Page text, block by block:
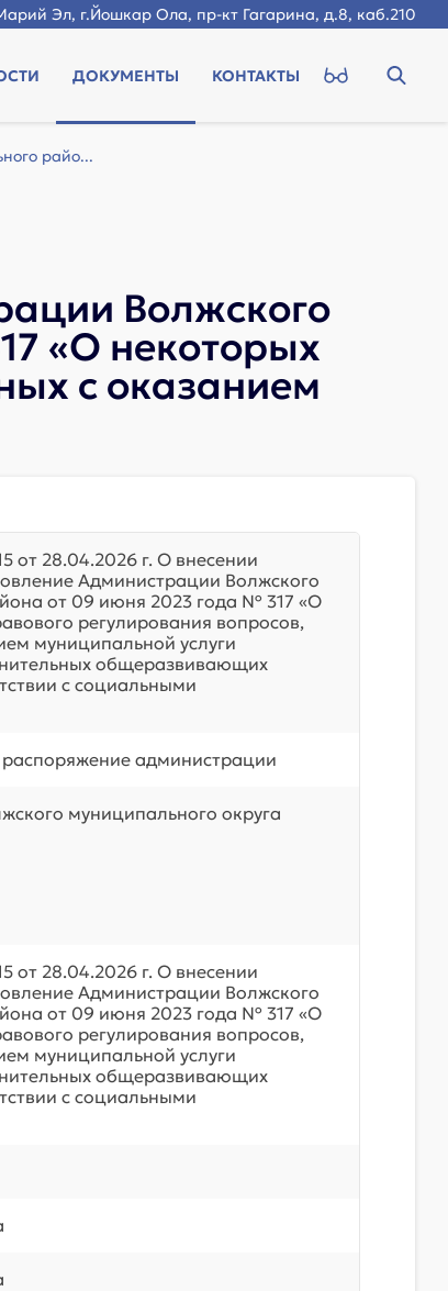
Эл, г.Йошкар Ола, пр-кт Гагарина, д.8, каб.210
ДОКУМЕНТЫ КОНТАКТЫ
райо...
Волжского
«О некоторых
с оказанием
от 28.04.2026 г. О внесении
Администрации Волжского
от 09 июня 2023 года № 317 «О
регулирования вопросов,
муниципальной услуги
общеразвивающих
с социальными
администрации
муниципального округа
от 28.04.2026 г. О внесении
Администрации Волжского
от 09 июня 2023 года № 317 «О
регулирования вопросов,
муниципальной услуги
общеразвивающих
с социальными